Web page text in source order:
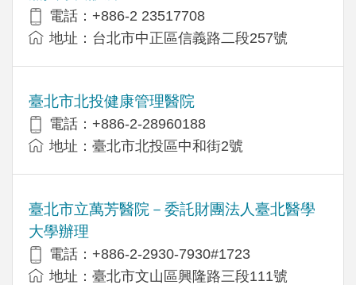
電話：+886-2 23517708
地址：台北市中正區信義路二段257號
臺北市北投健康管理醫院
電話：+886-2-28960188
地址：臺北市北投區中和街2號
臺北市立萬芳醫院－委託財團法人臺北醫學
大學辦理
電話：+886-2-2930-7930#1723
地址：臺北市文山區興隆路三段111號